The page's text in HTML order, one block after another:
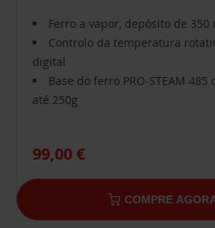
Ferro a vapor, depòsito de 350
Controlo da temperatura
digital
Base do ferro PRO-STEAM
até 250g
99,00 €
COMPRE